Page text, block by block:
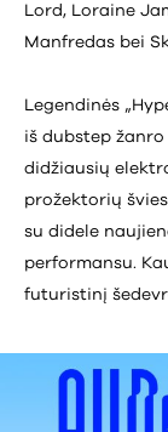
Lord, Loraine
Manfredas bei
Legendinės
iš dubstep
didžiausių
prožektorių
su didele
performansu.
futuristinį